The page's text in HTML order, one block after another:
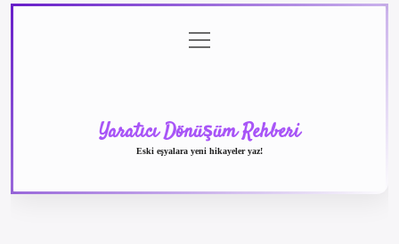
menüyü
aç
Yaratıcı Dönüşüm Rehberi
Eski eşyalara yeni hikayeler yaz!